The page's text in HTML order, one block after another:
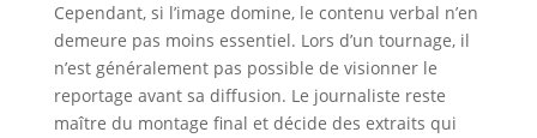
Cependant, si l’image domine, le contenu verbal n’en
demeure pas moins essentiel. Lors d’un tournage, il
n’est généralement pas possible de visionner le
reportage avant sa diffusion. Le journaliste reste
maître du montage final et décide des extraits qui